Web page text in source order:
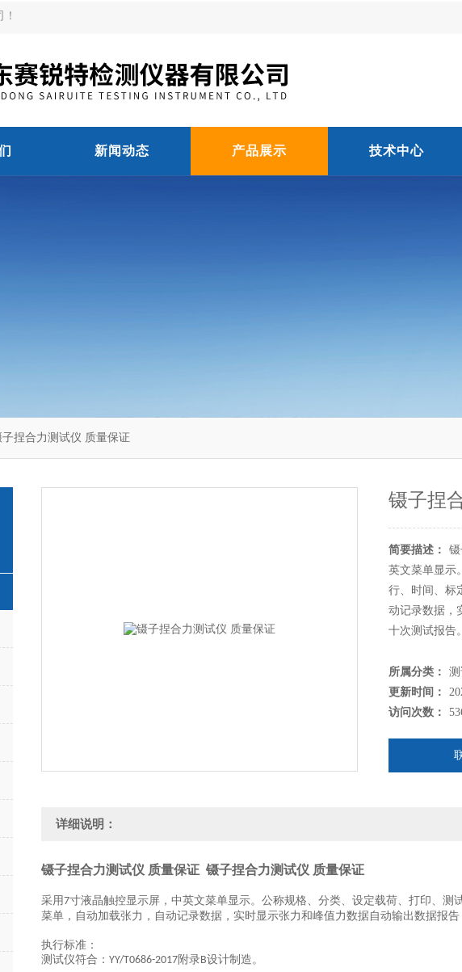
新闻动态 产品展示 技术中心
子捏合力测试仪 质量保证
镊子捏
简要描述：
英文菜单显示
行、时间、标
动记录数据，
十次测试报告。
所属分类：
更新时间：
访问次数：
详细说明：
镊子捏合力测试仪 质量保证 镊子捏合力测试仪 质量保证
采用7寸液晶触控显示屏，中英文菜单显示。公称规格、分类、设定载荷、打印、测
菜单，自动加载张力，自动记录数据，实时显示张力和峰值力数据自动输出数据报告
执行标准：
测试仪符合： YY/T0686-2017附录B设计制造。